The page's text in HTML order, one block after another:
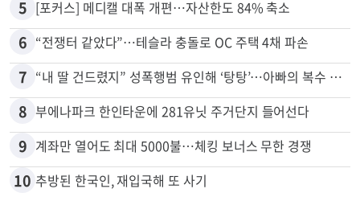
4 '14년째 도피' 한인 간호사 공개 수배…메디케어 사기 유죄
5 [포커스] 메디캘 대폭 개편…자산한도 84% 축소
6 “전쟁터 같았다”…테슬라 충돌로 OC 주택 4채 파손
7
8 부에나파크 한인타운에 281유닛 주거단지 들어선다
9 계좌만 열어도 최대 5000불…체킹 보너스 무한 경쟁